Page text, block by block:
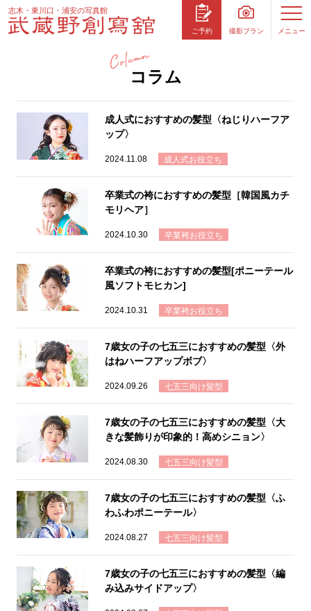
志木・東川口・浦安の写真館
ご予約 撮影プラン メニュー
コラム
成人式におすすめの髪型〈ねじりハーフア
ップ〉
2024.11.08 成人式お役立ち
卒業式の袴におすすめの髪型［韓国風カチ
モリヘア］
2024.10.30 卒業袴お役立ち
卒業式の袴におすすめの髪型[ポニーテール
風ソフトモヒカン]
2024.10.31 卒業袴お役立ち
7歳女の子の七五三におすすめの髪型〈外
はねハーフアップボブ〉
2024.09.26 七五三向け髪型
7歳女の子の七五三におすすめの髪型〈大
きな髪飾りが印象的！高めシニョン〉
2024.08.30 七五三向け髪型
7歳女の子の七五三におすすめの髪型〈ふ
わふわポニーテール〉
2024.08.27 七五三向け髪型
7歳女の子の七五三におすすめの髪型〈編
み込みサイドアップ〉